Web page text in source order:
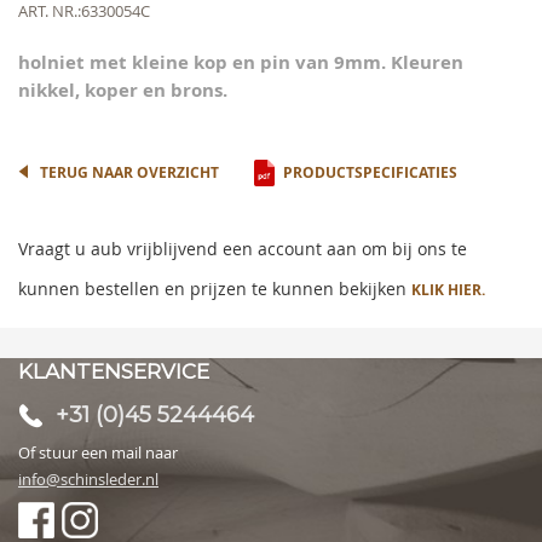
Meer
ART. NR.6330054C
holniet met kleine kop en pin van 9mm. Kleuren
nikkel, koper en brons.
the
images
TERUG NAAR OVERZICHT PRODUCTSPECIFICATIES
Vraagt u aub vrijblijvend een account aan om bij ons te
kunnen bestellen en prijzen te kunnen bekijken KLIK HIER.
KLANTENSERVICE
+31 (0)45 5244464
Of stuur een mail naar
info@schinsleder.nl